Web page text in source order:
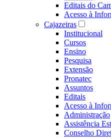
Editais do
Acesso à
Cajazeiras
Institucional
Cursos
Ensino
Pesquisa
Extensão
Pronatec
Assuntos
Editais
Acesso à
Administração
Assistência
Conselho